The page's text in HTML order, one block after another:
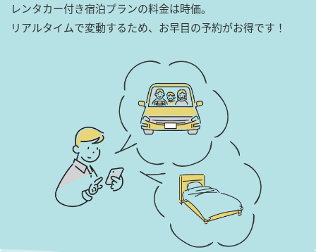
レンタカー付き宿泊プランの料金は時価。
リアルタイムで変動するため、お早目の予約がお得です！